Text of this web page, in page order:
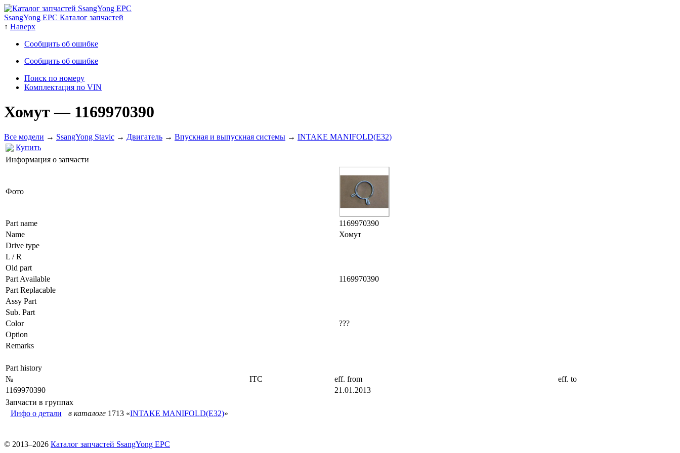
SsangYong EPC Каталог запчастей
↑ Наверх
Сообщить об ошибке
Сообщить об ошибке
Поиск по номеру
Комплектация по VIN
Хомут— 1169970390
Все модели → SsangYong Stavic → Двигатель → Впускная и выпускная системы → INTAKE MANIFOLD(E32)
Купить
Информация о запчасти
Фото
Part name
1169970390
Name
Хомут
Drive type
L / R
Old part
Part Available
1169970390
Part Replacable
Assy Part
Sub. Part
Color
???
Option
Remarks
Part history
№
ITC eff. from
eff. to
1169970390
21.01.2013
Запчасти в группах
Инфо о детали
в каталоге 1713 «INTAKE MANIFOLD(E32)»
© 2013–2026 Каталог запчастей SsangYong EPC